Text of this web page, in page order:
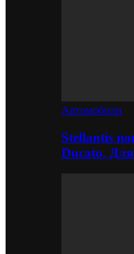
Автомобили
Stellantis
Ducato.